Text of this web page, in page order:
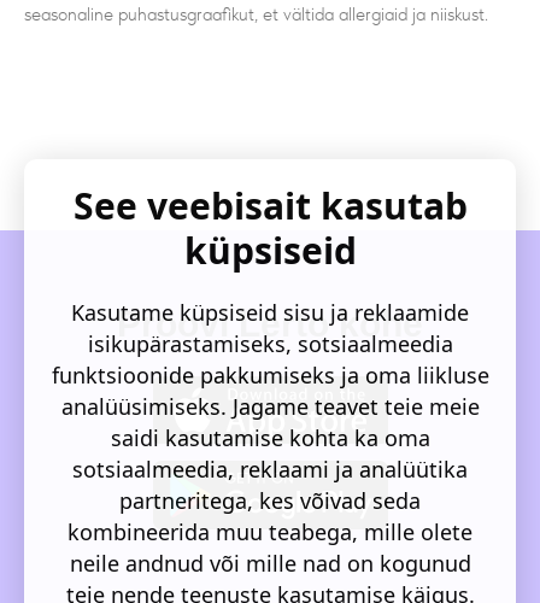
seasonaline puhastusgraafikut, et vältida allergiaid ja niiskust.
Proovi Lerto kohe
See veebisait kasutab
küpsiseid
Kasutame küpsiseid sisu ja reklaamide
isikupärastamiseks, sotsiaalmeedia
funktsioonide pakkumiseks ja oma liikluse
analüüsimiseks. Jagame teavet teie meie
saidi kasutamise kohta ka oma
sotsiaalmeedia, reklaami ja analüütika
partneritega, kes võivad seda
kombineerida muu teabega, mille olete
neile andnud või mille nad on kogunud
teie nende teenuste kasutamise käigus.